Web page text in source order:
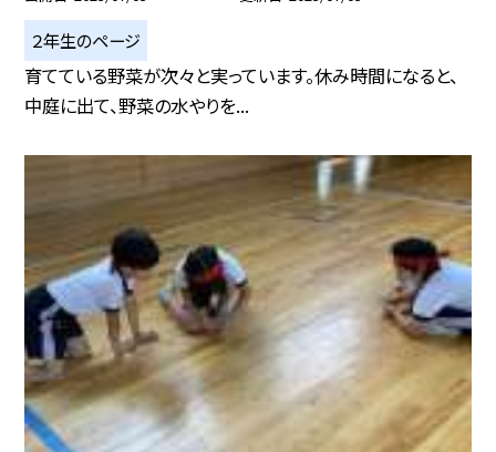
２年生のページ
育てている野菜が次々と実っています。休み時間になると、
中庭に出て、野菜の水やりを...